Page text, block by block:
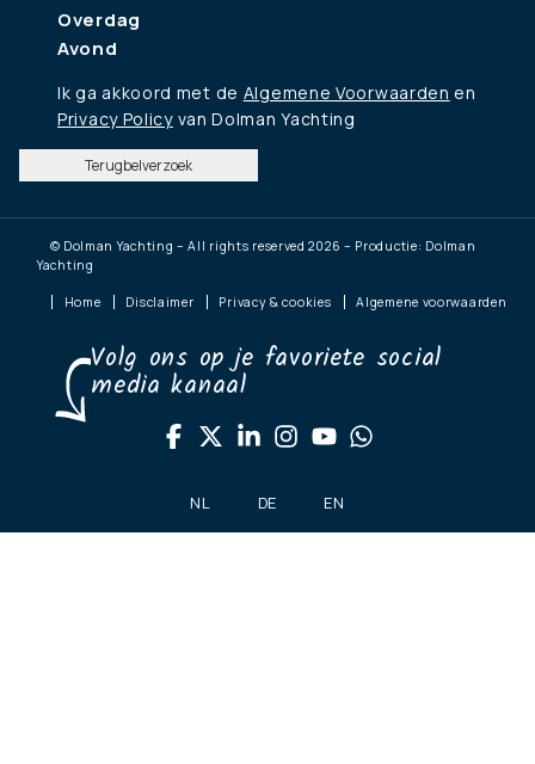
Overdag
Avond
Ik ga akkoord met de Algemene Voorwaarden en
Privacy Policyvan Dolman Yachting
Terugbelverzoek
© Dolman Yachting – All rights reserved 2026 – Productie: Dolman
Yachting
Home Disclaimer Privacy & cookies Algemene voorwaarden
Volg ons op je favoriete social
media kanaal
NL DE EN